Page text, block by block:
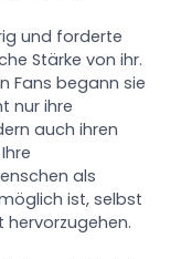
und forderte
Stärke von ihr.
Fans begann sie
nur ihre
auch ihren
als
ist, selbst